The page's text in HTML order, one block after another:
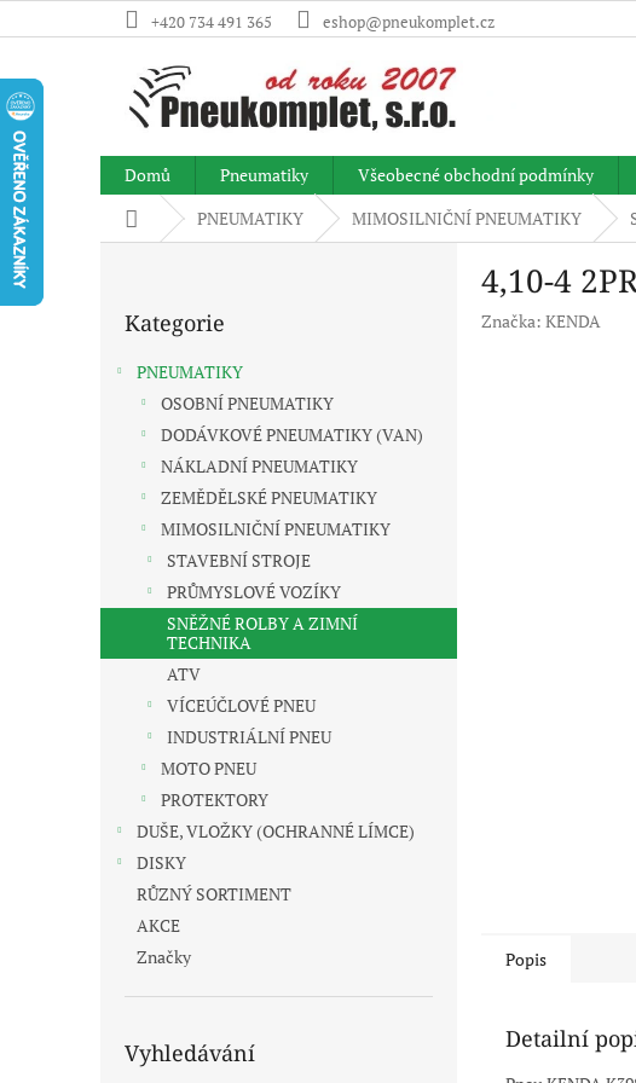
na
+420 734 491 365 eshop@pneukomplet.cz
Domů Pneumatiky Všeobecné obchodní podmínky
Domů PNEUMATIKY MIMOSILNIČNÍ PNEUMATIKY
l
kategorie
Kategorie
PNEUMATIKY
OSOBNÍ PNEUMATIKY
DODÁVKOVÉ PNEUMATIKY (VAN)
NÁKLADNÍ PNEUMATIKY
ZEMĚDĚLSKÉ PNEUMATIKY
MIMOSILNIČNÍ PNEUMATIKY
STAVEBNÍ STROJE
PRŮMYSLOVÉ VOZÍKY
SNĚŽNÉ ROLBY A ZIMNÍ
TECHNIKA
ATV
VÍCEÚČLOVÉ PNEU
INDUSTRIÁLNÍ PNEU
MOTO PNEU
PROTEKTORY
DUŠE, VLOŽKY (OCHRANNÉ LÍMCE)
DISKY
RŮZNÝ SORTIMENT
AKCE
Značky
Vyhledávání
4,10-4
Značka: KENDA
Popis
Detailní